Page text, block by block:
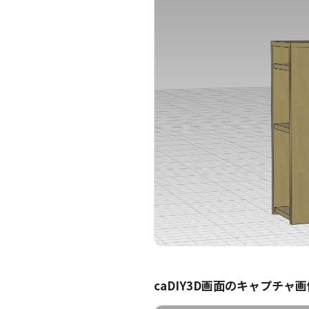
caDIY3D画面のキャプチャ